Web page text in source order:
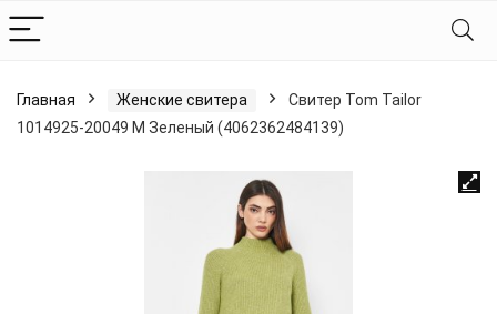
Главная Женские свитера
Свитер Tom Tailor
1014925-20049 M Зеленый (4062362484139)